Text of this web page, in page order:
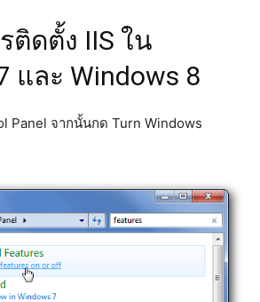
ดตั้ง IIS ใน
และ Windows 8
Panel จากนั้นกด Turn Windows